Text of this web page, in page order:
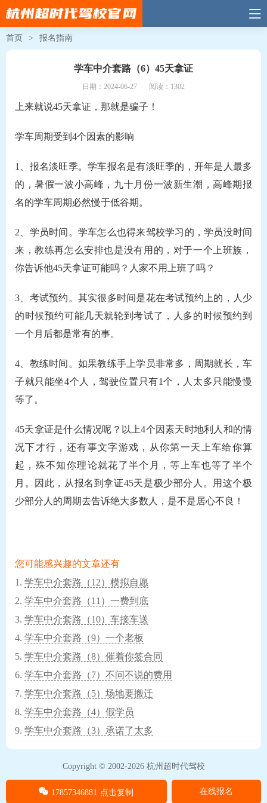
首页 > 报名指南
学车中介套路（6）45天拿证
日期：2024-06-27 阅读：1302
上来就说45天拿证，那就是骗子！
学车周期受到4个因素的影响
1、报名淡旺季。学车报名是有淡旺季的，开年是人最多
的，暑假一波小高峰，九十月份一波新生潮，高峰期报
名的学车周期必然慢于低谷期。
2、学员时间。学车怎么也得来驾校学习的，学员没时间
来，教练再怎么安排也是没有用的，对于一个上班族，
你告诉他45天拿证可能吗？人家不用上班了吗？
3、考试预约。其实很多时间是花在考试预约上的，人少
的时候预约可能几天就轮到考试了，人多的时候预约到
一个月后都是常有的事。
4、教练时间。如果教练手上学员非常多，周期就长，车
子就只能坐4个人，驾驶位置只有1个，人太多只能慢慢
等了。
45天拿证是什么情况呢？以上4个因素天时地利人和的情
况下才行，还有事文字游戏，从你第一天上车给你算
起，殊不知你理论就花了半个月，等上车也等了半个
月。因此，从报名到拿证45天是极少部分人。用这个极
少部分人的周期去告诉绝大多数人，是不是居心不良！
您可能感兴趣的文章还有
学车中介套路（12）模拟自愿
学车中介套路（11）一费到底
学车中介套路（10）车接车送
学车中介套路（9）一个老板
学车中介套路（8）催着你签合同
学车中介套路（7）不问不说的费用
学车中介套路（5）场地要搬迁
学车中介套路（4）假学员
学车中介套路（3）承诺了太多
Copyright © 2002-2026 杭州超时代驾校
17857346881 点击复制 在线报名